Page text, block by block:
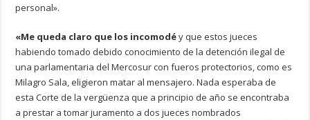
personal».
«Me queda claro que los incomodéy que estos jueces
habiendo tomado debido conocimiento de la detención ilegal de
una parlamentaria del Mercosur con fueros protectorios, como es
Milagro Sala, eligieron matar al mensajero. Nada esperaba de
esta Corte de la vergüenza que a principio de año se encontraba
a prestar a tomar juramento a dos jueces nombrados